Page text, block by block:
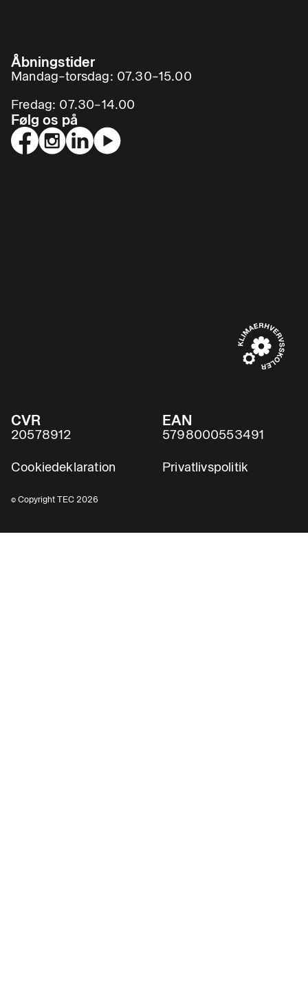
Åbningstider
Mandag–torsdag: 07.30–15.00
Fredag: 07.30–14.00
Følg os på
CVR
20578912
EAN
5798000553491
Cookiedeklaration Privatlivspolitik
© Copyright TEC 2026